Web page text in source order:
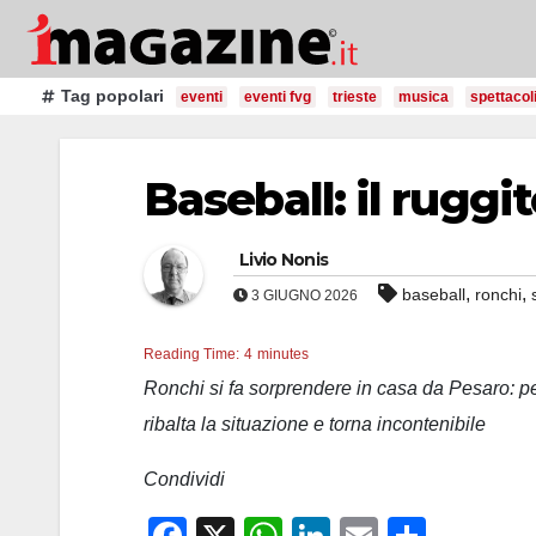
Salta
contenutoTag popolari eventi eventi fvg trieste musica spettacoli
Baseball: il
Livio Nonis
3 GIUGNO 2026 baseball, ronchi,
Reading Time: 4 minutes
Ronchi si fa sorprendere in casa da Pesaro:
ribalta la situazione e torna incontenibile
Condividi